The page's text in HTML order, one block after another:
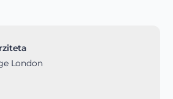
London